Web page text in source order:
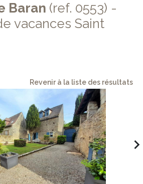
Baran (ref. 0553) -
vacances Saint
Revenir à la liste des résultats